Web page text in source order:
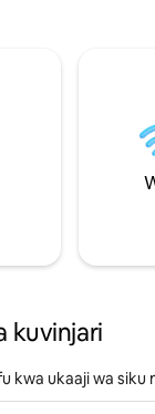
kuvinjari
kwa ukaaji wa siku